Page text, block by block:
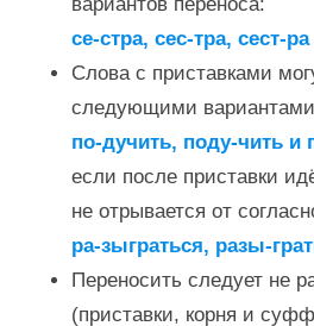
се-стра, сес-тра, сест-ра
Слова с приставками
следующими
по-дучить, поду-чить и
если после приставки
не отрывается от
ра-зыграться, разы-
Переносить следует не
(приставки, корня и